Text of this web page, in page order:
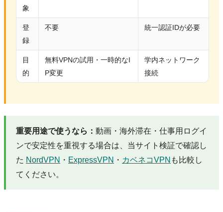
象
登
録
不要 統一認証IDが必要
目
的
無料VPNの試用・一時的なI
P変更
学内ネットワーク
接続
重要用途で使うなら： 動画・海外滞在・仕事用ログイ
ンで安定性を重視する場合は、当サイト検証で確認し
た NordVPN ・ ExpressVPN ・ カベネコVPN も比較し
てください。